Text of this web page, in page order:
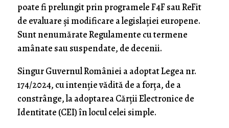
poate fi prelungit prin programele F4F sau ReFit
de evaluare și modificare a legislației europene.
Sunt nenumărate Regulamente cu termene
amânate sau suspendate, de decenii.
Singur Guvernul României a adoptat Legea nr.
174/2024, cu intenție vădită de a forța, de a
constrânge, la adoptarea Cărții Electronice de
Identitate (CEI) în locul celei simple.